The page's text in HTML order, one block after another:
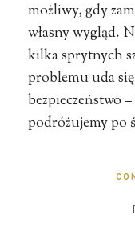
możliwy, gdy
własny wygląd.
kilka sprytnych
problemu uda
bezpieczeństwo
podróżujemy po